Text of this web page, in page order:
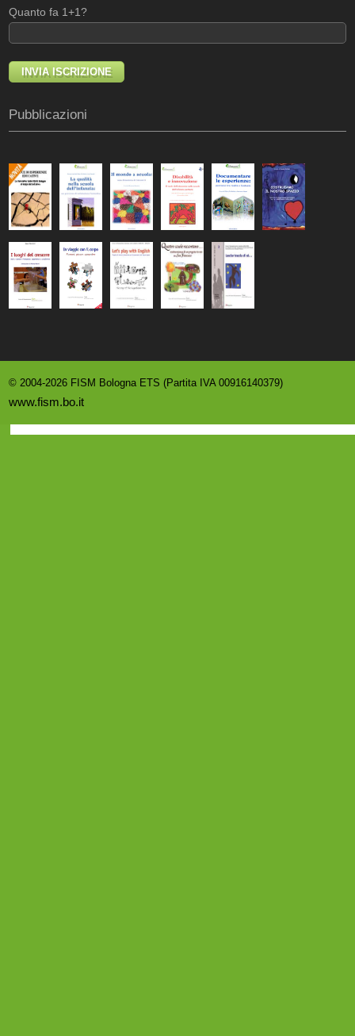
Quanto fa 1+1?
Pubblicazioni
© 2004-2026 FISM Bologna ETS (Partita IVA 00916140379)
www.fism.bo.it